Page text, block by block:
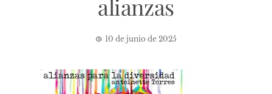
alianzas
10 de junio de 2025